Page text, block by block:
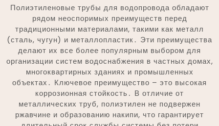
Полиэтиленовые трубы для водопровода обладают
рядом неоспоримых преимуществ перед
традиционными материалами, такими как металл
(сталь, чугун) и металлопластик․ Эти преимущества
делают их все более популярным выбором для
организации систем водоснабжения в частных домах,
многоквартирных зданиях и промышленных
объектах․ Ключевое преимущество – это высокая
коррозионная стойкость․ В отличие от
металлических труб, полиэтилен не подвержен
ржавчине и образованию накипи, что гарантирует